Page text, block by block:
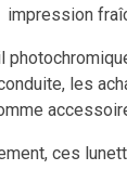
impression
les
ces